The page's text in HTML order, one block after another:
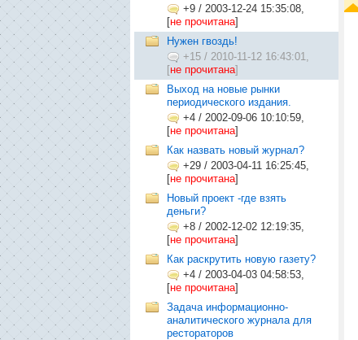
+9 / 2003-12-24 15:35:08,
[не прочитана]
Нужен гвоздь!
+15 / 2010-11-12 16:43:01,
[не прочитана]
Выход на новые рынки
периодического издания.
+4 / 2002-09-06 10:10:59,
[не прочитана]
Как назвать новый журнал?
+29 / 2003-04-11 16:25:45,
[не прочитана]
Новый проект -где взять
деньги?
+8 / 2002-12-02 12:19:35,
[не прочитана]
Как раскрутить новую газету?
+4 / 2003-04-03 04:58:53,
[не прочитана]
Задача информационно-
аналитического журнала для
рестораторов